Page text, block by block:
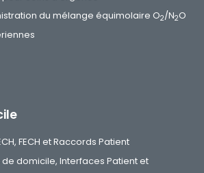
du mélange équimolaire O2/N2O
FECH et Raccords Patient
domicile, Interfaces Patient et